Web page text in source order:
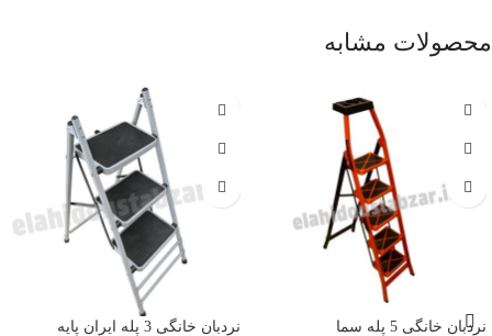
محصولات مشابه
نردبان خانگی 5 پله سما نردبان خانگی 3 پله ایران پایه